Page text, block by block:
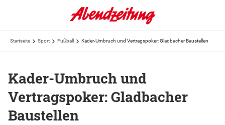
Startseite Sport Fußball Kader-Umbruch und Vertragspoker: Gladbacher Baustellen
Kader-Umbruch und
Vertragspoker: Gladbacher
Baustellen